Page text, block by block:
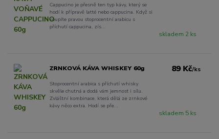
Cappucino je přesně ten typ kávy, který se
hodí k přípravě latté nebo cappucina. Když si
koupíte pravou stoprocentní arabicu s
příchutí cappucina, zís...
skladem 2 ks
ZRNKOVÁ KÁVA WHISKEY 60g
Stoprocentní arabica s příchutí whisky
skvěle chutná a dodá vám jemnost i sílu.
Zvláštní kombinace, která dělá ze zrnkové
kávy něco extra. Hodí se pře...
89 Kč/ks
skladem 5 ks